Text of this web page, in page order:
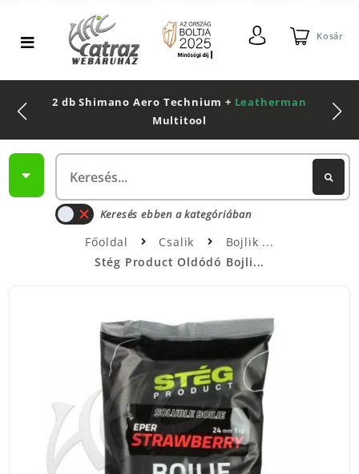
Kosár
2 db Shimano Aero Technium + Leatherman
Multitool
Keresés ebben a kategóriában
Főoldal Csalik
Bojlik
Stég Product Oldódó Bojli...